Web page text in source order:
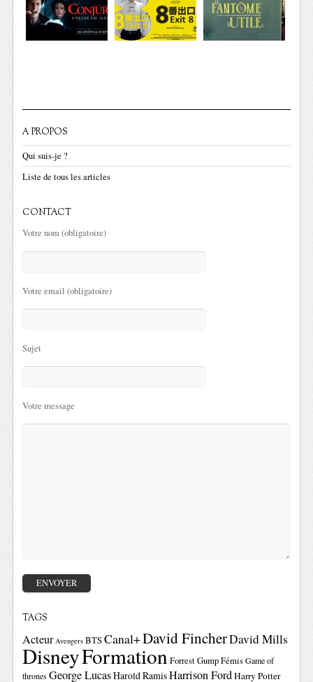
A PROPOS
Qui suis-je ?
Liste de tous les articles
CONTACT
Votre nom (obligatoire)
Votre email (obligatoire)
Sujet
Votre message
TAGS
Acteur Avengers BTSCanal+David FincherDavid Mills
DisneyFormationForrest GumpFémis Game of
thrones George LucasHarold RamisHarrison FordHarry Potter